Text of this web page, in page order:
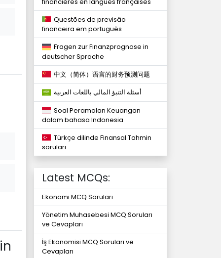
Questões de previsão
financeira em português
Fragen zur Finanzprognose in
deutscher Sprache
中文（简体）语言的财务预测问题
أسئلة التنبؤ المالي باللغات العربية
Soal Peramalan Keuangan
dalam bahasa Indonesia
Türkçe dilinde Finansal Tahmin
soruları
Latest MCQs:
Ekonomi MCQ Soruları
Yönetim Muhasebesi MCQ Soruları
ve Cevapları
İş Ekonomisi MCQ Soruları ve
Cevapları